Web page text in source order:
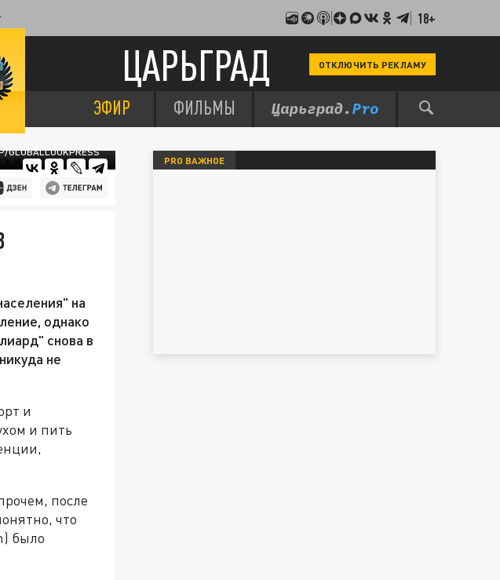
18+
ЦАРЬГРАД ОТКЛЮЧИТЬ РЕКЛАМУ
ЭФИР ФИЛЬМЫ
GLOBALLOOKPRESS
на
однако
снова в
не
и
и пить
после
что
было
PRO ВАЖНОЕ